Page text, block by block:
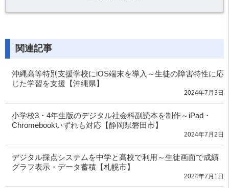
関連記事
沖縄高等特別支援学校にiOS端末を導入～生徒の障害特性に応
じた学習を支援【沖縄県】
2024年7月3日
小学校3・4年生版のデジタル社会科副読本を制作～iPad・
Chromebookいずれも対応【静岡県磐田市】
2024年7月2日
デジタル採点システムを中学と高校で利用～生徒画面で成績
グラフ表示・データ蓄積【札幌市】
2024年7月1日